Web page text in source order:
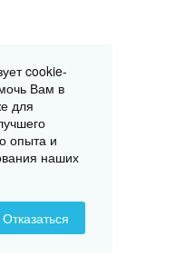
cookie-
Вам в
для
опыта и
наших
Отказаться